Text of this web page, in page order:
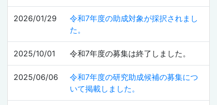
2026/01/29
令和7年度の助成対象が採択されまし
た。
2025/10/01 令和7年度の募集は終了しました。
2025/06/06
令和7年度の研究助成候補の募集につ
いて掲載しました。